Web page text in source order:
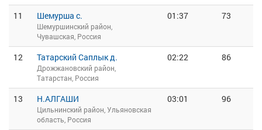
11 Шемурша с.
Шемуршинский район,
Чувашская, Россия
01:37 73
12 Татарский Саплык д.
Дрожжановский район,
Татарстан, Россия
02:22 86
13 Н.АЛГАШИ
Цильнинский район, Ульяновская
область, Россия
03:01 96